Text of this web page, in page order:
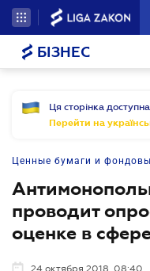
БІЗНЕС
Ця сторінка
Перейти на
Ценные бумаги и
проводит
оценке в
24 октября 2018, 08:40